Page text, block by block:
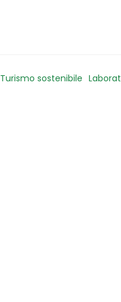
Turismo sostenibile